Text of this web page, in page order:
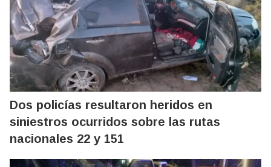
Dos policías resultaron heridos en
siniestros ocurridos sobre las rutas
nacionales 22 y 151